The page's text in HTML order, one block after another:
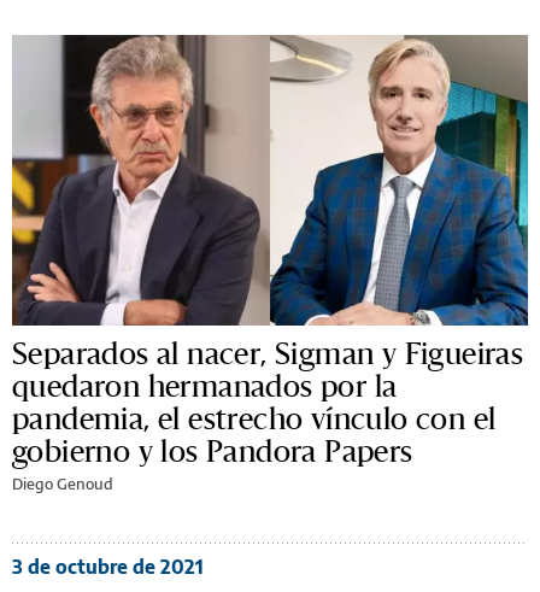
Separados al nacer, Sigman y Figueiras
quedaron hermanados por la
pandemia, el estrecho vínculo con el
gobierno y los Pandora Papers
Diego Genoud
3 de octubre de 2021